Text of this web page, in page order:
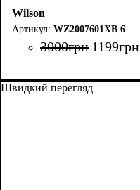
Wilson
WZ2007601XB 6
3000грн 1199грн
Швидкий перегляд